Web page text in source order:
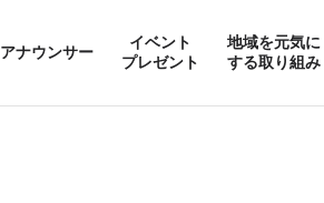
アナウンサー
イベント
プレゼント
地域を元気に
する取り組み